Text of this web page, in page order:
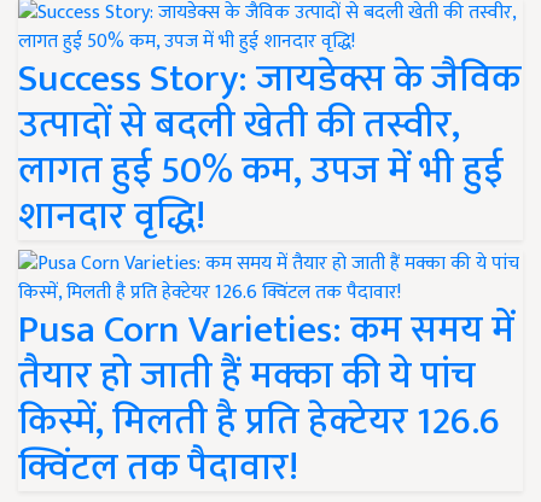
Success Story: जायडेक्स के जैविक
उत्पादों से बदली खेती की तस्वीर,
लागत हुई 50% कम, उपज में भी हुई
शानदार वृद्धि!
Pusa Corn Varieties: कम समय में
तैयार हो जाती हैं मक्का की ये पांच
किस्में, मिलती है प्रति हेक्टेयर 126.6
क्विंटल तक पैदावार!